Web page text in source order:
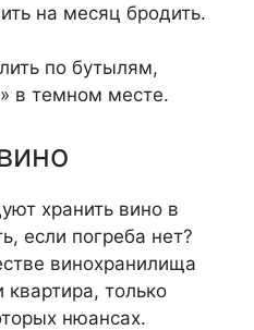
на месяц бродить.
по бутылям,
в темном месте.
хранить вино в
если погреба нет?
винохранилища
только
нюансах.